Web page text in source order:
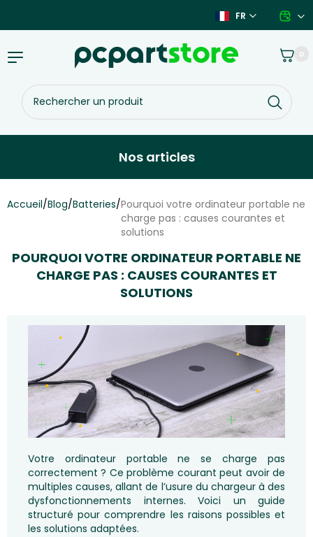
contenu
FR
Rechercher
un
produit
Panier 0
Basculer
navigation
Nos articles
Accueil/Blog/Batteries/Pourquoi votre ordinateur portable ne
charge pas : causes courantes et
solutions
POURQUOI VOTRE ORDINATEUR PORTABLE NE
CHARGE PAS : CAUSES COURANTES ET
SOLUTIONS
Votre ordinateur portable ne se charge pas
correctement ? Ce problème courant peut avoir de
multiples causes, allant de l’usure du chargeur à des
dysfonctionnements internes. Voici un guide
structuré pour comprendre les raisons possibles et
les solutions adaptées.